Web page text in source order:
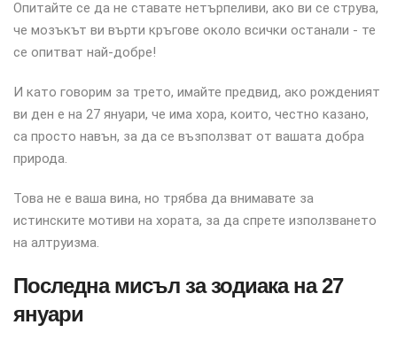
Опитайте се да не ставате нетърпеливи, ако ви се струва,
че мозъкът ви върти кръгове около всички останали - те
се опитват най-добре!
И като говорим за трето, имайте предвид, ако рожденият
ви ден е на 27 януари, че има хора, които, честно казано,
са просто навън, за да се възползват от вашата добра
природа.
Това не е ваша вина, но трябва да внимавате за
истинските мотиви на хората, за да спрете използването
на алтруизма.
Последна мисъл за зодиака на 27
януари